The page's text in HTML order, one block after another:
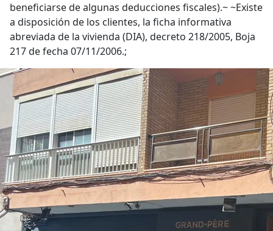
beneficiarse de algunas deducciones fiscales).~ ~Existe
a disposición de los clientes, la ficha informativa
abreviada de la vivienda (DIA), decreto 218/2005, Boja
217 de fecha 07/11/2006.;